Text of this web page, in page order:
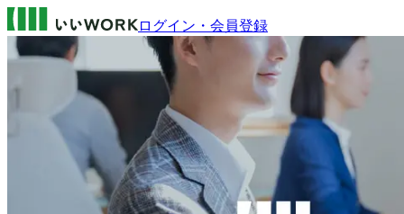
ログイン・会員登録